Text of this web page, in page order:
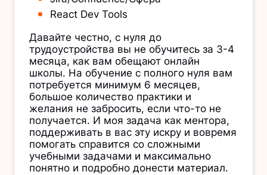
React Dev Tools
Давайте честно, с нуля до
трудоустройства вы не обучитесь за 3-4
месяца, как вам обещают онлайн
школы. На обучение с полного нуля вам
потребуется минимум 6 месяцев,
большое количество практики и
желания не забросить, если что-то не
получается. И моя задача как ментора,
поддерживать в вас эту искру и вовремя
помогать справится со сложными
учебными задачами и максимально
понятно и подробно донести материал.